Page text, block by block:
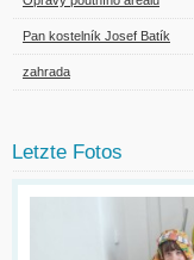
Pan kostelník Josef Batík
zahrada
Letzte Fotos